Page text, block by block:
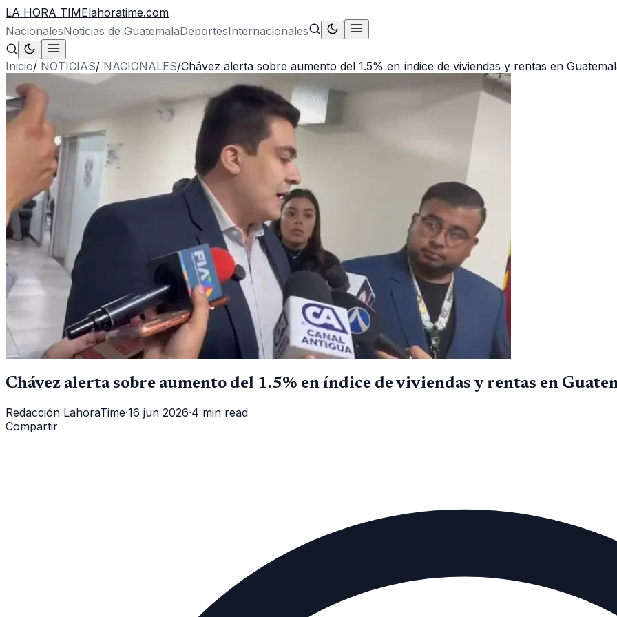
LA HORA TIMElahoratime.com
NacionalesNoticias de GuatemalaDeportesInternacionales
Inicio/ NOTICIAS/ NACIONALES/Chávez alerta sobre aumento del 1.5% en índice de viviendas y rentas en
Chávez alerta sobre aumento del 1.5% en índice de viviendas y rentas en
Redacción LahoraTime·16 jun 2026·4 min read
Compartir